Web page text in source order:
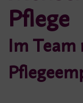
Pflege
Im